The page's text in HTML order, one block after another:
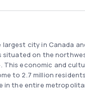
city in Canada
situated on the
This economic and
to 2.7 million
in the entire